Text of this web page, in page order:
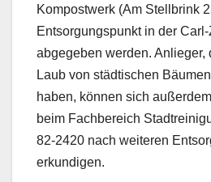
Kompostwerk (Am Stellbrink
Entsorgungspunkt in der
abgegeben werden. Anlieger,
Laub von städtischen
haben, können sich
beim Fachbereich
82-2420 nach weiteren
erkundigen.